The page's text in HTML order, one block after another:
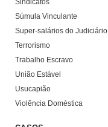
Sindicatos
Súmula Vinculante
Super-salários do Judiciário
Terrorismo
Trabalho Escravo
União Estável
Usucapião
Violência Doméstica